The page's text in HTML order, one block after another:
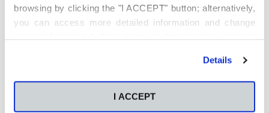
browsing by clicking the "I ACCEPT" button; alternatively,
you can access more detailed information and change
Details
I ACCEPT
Qué carrera elegir: Cómo
¿Qué es People Analytics y
por qué está